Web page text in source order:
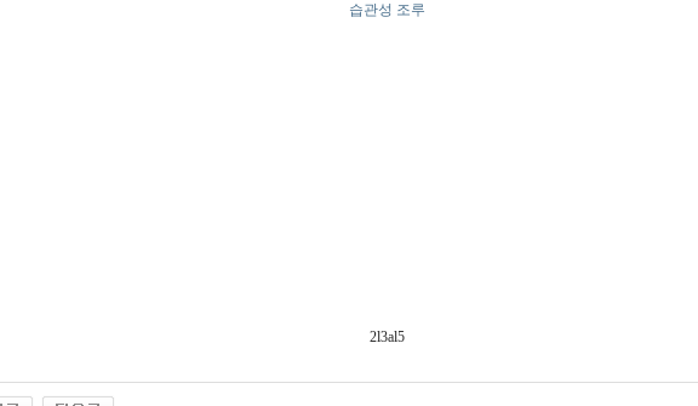
습관성 조루
2l3al5